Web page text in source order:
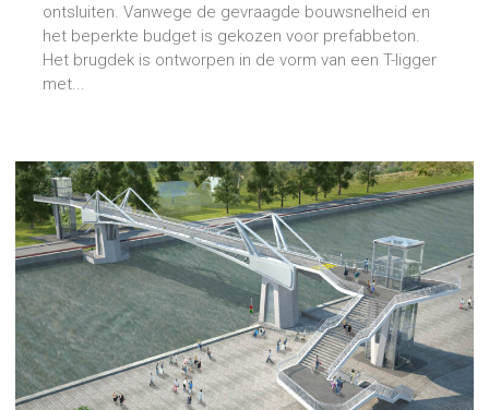
ontsluiten. Vanwege de gevraagde bouwsnelheid en
het beperkte budget is gekozen voor prefabbeton.
Het brugdek is ontworpen in de vorm van een T-ligger
met...